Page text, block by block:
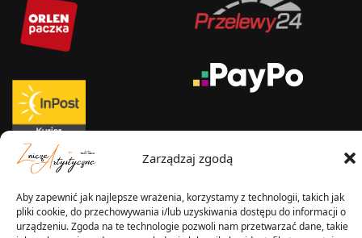
Zarządzaj zgodą
Aby zapewnić jak najlepsze wrażenia, korzystamy z technologii, takich jak
pliki cookie, do przechowywania i/lub uzyskiwania dostępu do informacji o
urządzeniu. Zgoda na te technologie pozwoli nam przetwarzać dane, takie
WYSYŁKA W: